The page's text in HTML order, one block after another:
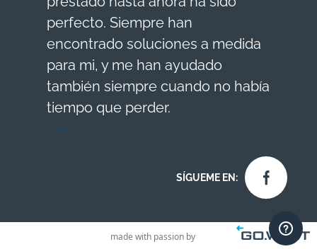
perfecto. Siempre han
encontrado soluciones a medida
para mi, y me han ayudado
también siempre cuando no había
tiempo que perder.
Luc
SÍGUEME EN:
made with passion by
Contact